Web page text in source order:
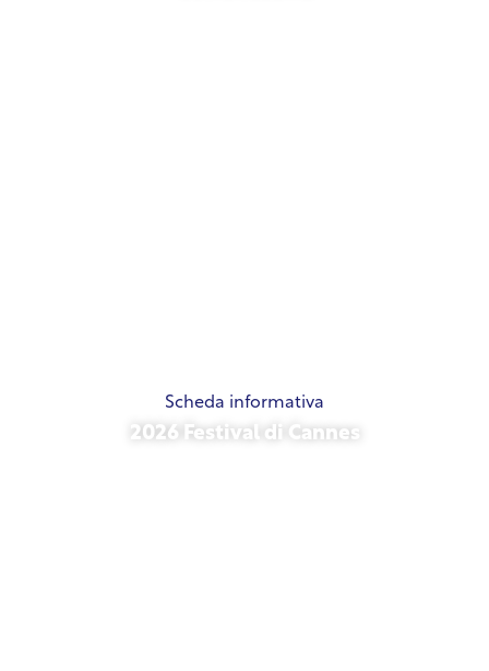
Scheda informativa
2026 Festival di Cannes